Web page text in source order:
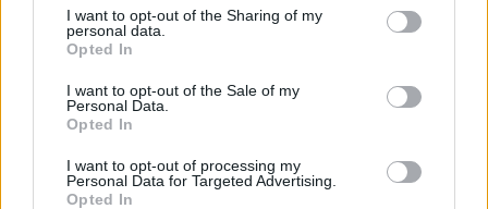
I want to opt-out of the Sharing of my
personal data.
Opted In
I want to opt-out of the Sale of my
Personal Data.
Opted In
I want to opt-out of processing my
Personal Data for Targeted Advertising.
Opted In
regisztrációhoz kötött.
Az előfizetés a következőket tartalmazza:
Kötéslisták: BÉT elmúlt 2 év napon belüli
kötéslistái
Előfizetés